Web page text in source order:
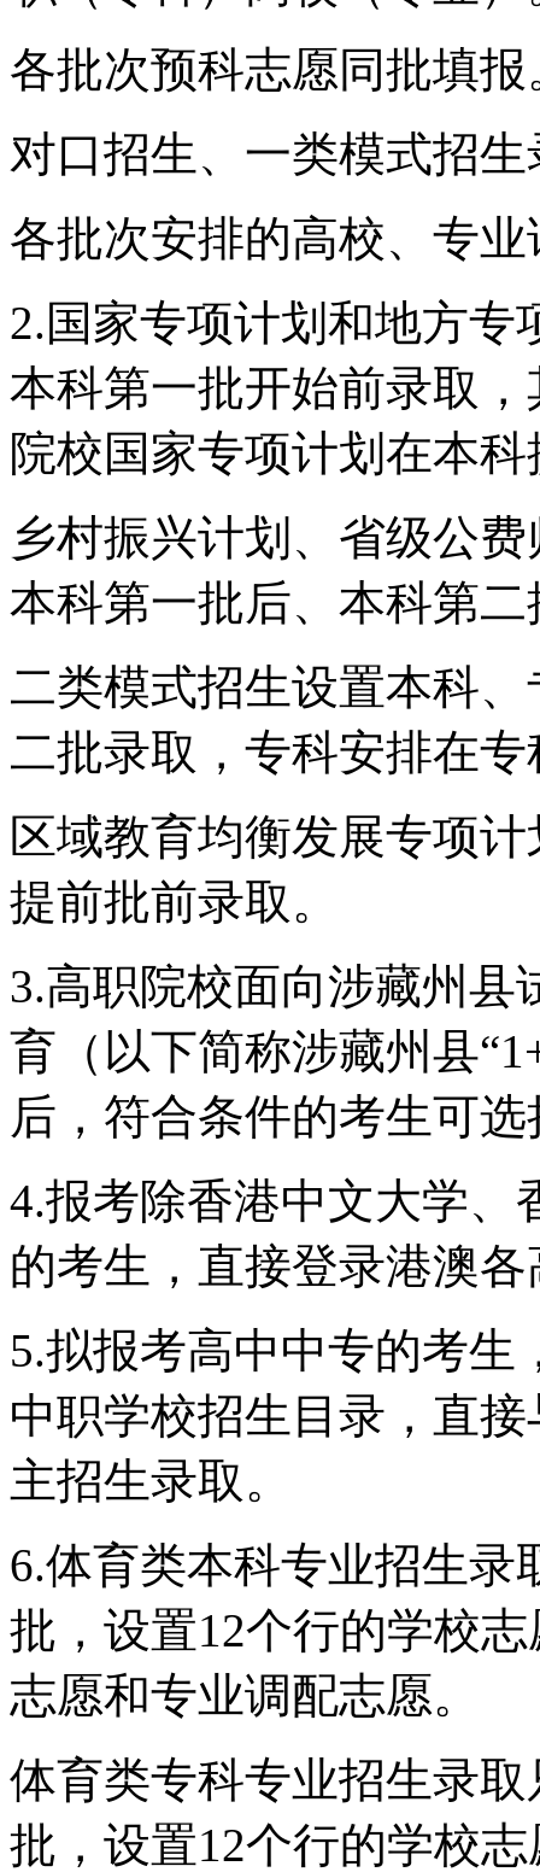
各批次预科志愿同批填报
对口招生、一类模式招
各批次安排的高校、专
2.国家专项计划和地方
本科第一批开始前录取
院校国家专项计划在本
乡村振兴计划、省级公
本科第一批后、本科第
二类模式招生设置本科
二批录取，专科安排在
区域教育均衡发展专项
提前批前录取。
3.高职院校面向涉藏州县
育（以下简称涉藏州县
后，符合条件的考生可
4.报考除香港中文大学、
的考生，直接登录港澳
5.拟报考高中中专的考
中职学校招生目录，直
主招生录取。
6.体育类本科专业招生录
批，设置12个行的学校
志愿和专业调配志愿。
体育类专科专业招生录
批，设置12个行的学校